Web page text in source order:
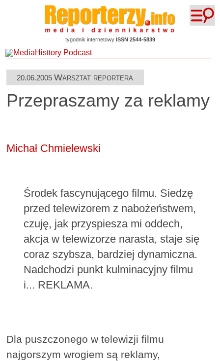
tygodnik internetowy ISSN 2544-5839
20.06.2005Warsztat reportera
Przepraszamy za reklamy
Michał Chmielewski
Środek fascynującego filmu. Siedzę
przed telewizorem z nabożeństwem,
czuję, jak przyspiesza mi oddech,
akcja w telewizorze narasta, staje się
coraz szybsza, bardziej dynamiczna.
Nadchodzi punkt kulminacyjny filmu
i... REKLAMA.
Dla puszczonego w telewizji filmu
najgorszym wrogiem są reklamy,